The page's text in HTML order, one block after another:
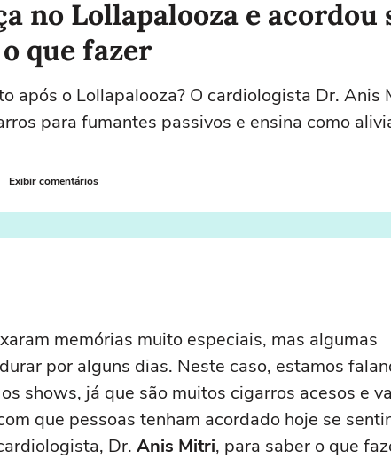
no Lollapalooza e acordou
que fazer
após o Lollapalooza? O cardiologista Dr. Anis
para fumantes passivos e ensina como
Exibir comentários
memórias muito especiais, mas algumas
por alguns dias. Neste caso, estamos
shows, já que são muitos cigarros acesos e
que pessoas tenham acordado hoje se
Dr. Anis Mitri, para saber o que